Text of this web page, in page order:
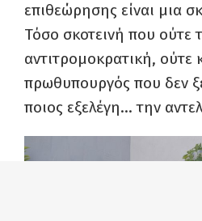
επιθεώρησης είναι μια
Τόσο σκοτεινή που ούτε
αντιτρομοκρατική, ούτε
πρωθυπουργός που δεν
ποιος εξελέγη… την